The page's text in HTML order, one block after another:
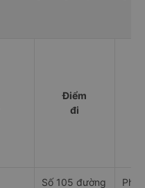
Điểm
đi
Số 105 đường
Phố